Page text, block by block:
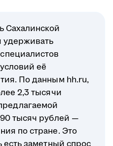
Сахалинской
удерживать
её
По данным hh.ru,
2,3 тысячи
тысяч рублей —
по стране. Это